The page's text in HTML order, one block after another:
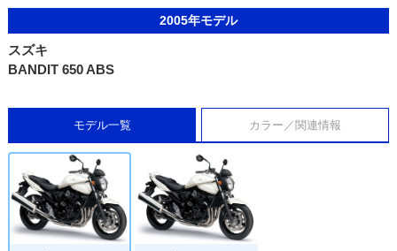
2005年モデル
スズキ
BANDIT 650 ABS
モデル一覧 カラー／関連情報